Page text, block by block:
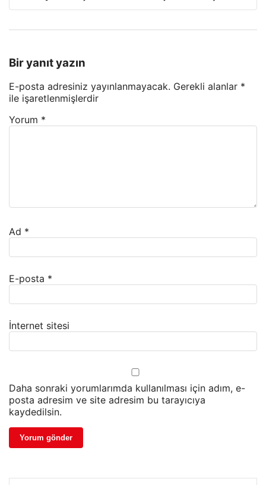
Bir yanıt yazın
E-posta adresiniz yayınlanmayacak. Gerekli alanlar *
ile işaretlenmişlerdir
Yorum *
Ad *
E-posta *
İnternet sitesi
Daha sonraki yorumlarımda kullanılması için adım, e-
posta adresim ve site adresim bu tarayıcıya
kaydedilsin.